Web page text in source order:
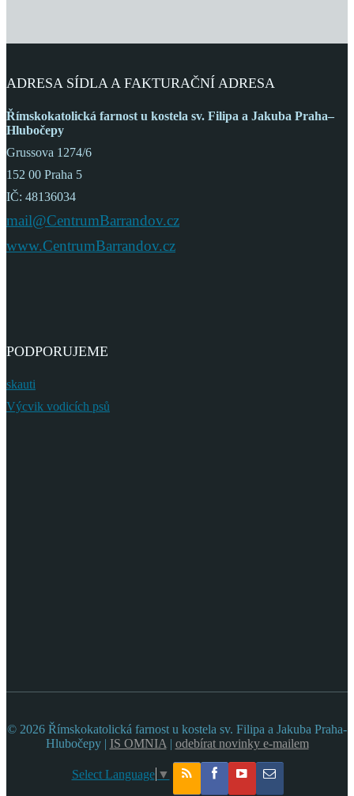
ADRESA SÍDLA A FAKTURAČNÍ ADRESA
Římskokatolická farnost u kostela sv. Filipa a Jakuba Praha–
Hlubočepy
Grussova 1274/6
152 00 Praha 5
IČ: 48136034
mail@CentrumBarrandov.cz
www.CentrumBarrandov.cz
PODPORUJEME
skauti
Výcvik vodicích psů
© 2026 Římskokatolická farnost u kostela sv. Filipa a Jakuba Praha-
Hlubočepy | IS OMNIA | odebírat novinky e-mailem
Select Language ▼